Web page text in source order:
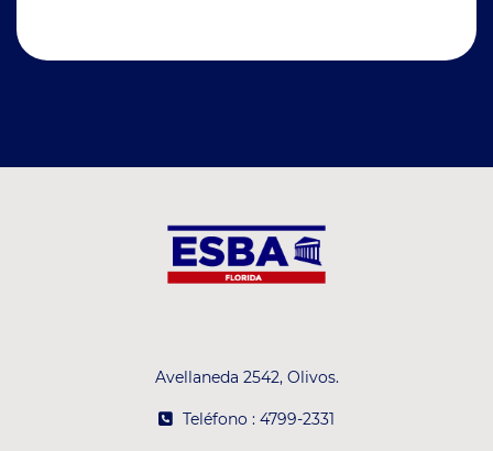
Avellaneda 2542, Olivos.
Teléfono : 4799-2331